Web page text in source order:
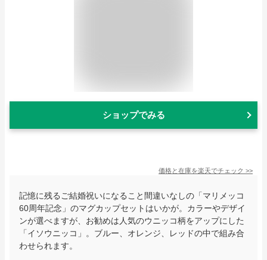
ショップでみる
価格と在庫を楽天でチェック >>
記憶に残るご結婚祝いになること間違いなしの「マリメッコ
60周年記念」のマグカップセットはいかが。カラーやデザイ
ンが選べますが、お勧めは人気のウニッコ柄をアップにした
「イソウニッコ」。ブルー、オレンジ、レッドの中で組み合
わせられます。